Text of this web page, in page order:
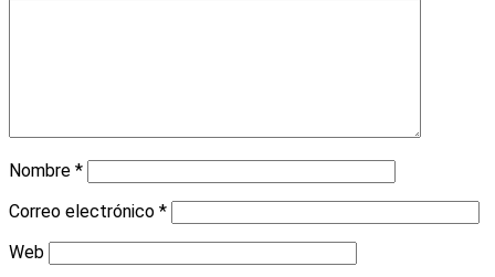
Nombre *
Correo electrónico *
Web